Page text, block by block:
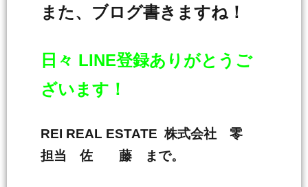
また、ブログ書きますね！
日々 LINE登録ありがとうご
ざいます！
REI REAL ESTATE 株式会社 零
担当 佐 藤 まで。